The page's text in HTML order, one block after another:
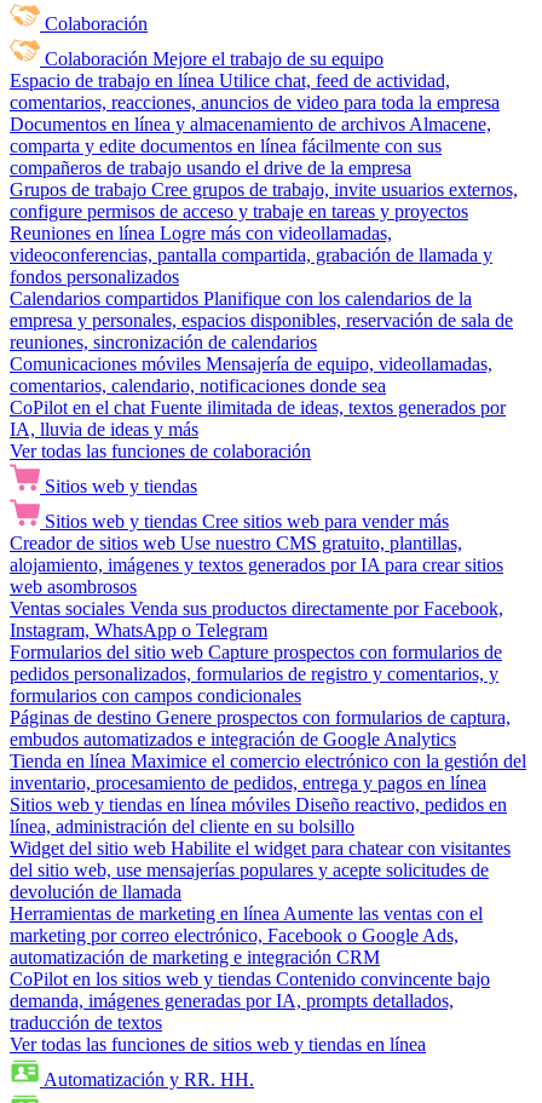
Colaboración
Colaboración Mejore el trabajo de su equipo
Espacio de trabajo en línea Utilice chat, feed de actividad,
comentarios, reacciones, anuncios de video para toda la empresa
Documentos en línea y almacenamiento de archivos Almacene,
comparta y edite documentos en línea fácilmente con sus
compañeros de trabajo usando el drive de la empresa
Grupos de trabajo Cree grupos de trabajo, invite usuarios externos,
configure permisos de acceso y trabaje en tareas y proyectos
Reuniones en línea Logre más con videollamadas,
videoconferencias, pantalla compartida, grabación de llamada y
fondos personalizados
Calendarios compartidos Planifique con los calendarios de la
empresa y personales, espacios disponibles, reservación de sala de
reuniones, sincronización de calendarios
Comunicaciones móviles Mensajería de equipo, videollamadas,
comentarios, calendario, notificaciones donde sea
CoPilot en el chat Fuente ilimitada de ideas, textos generados por
IA, lluvia de ideas y más
Ver todas las funciones de colaboración
Sitios web y tiendas
Sitios web y tiendas Cree sitios web para vender más
Creador de sitios web Use nuestro CMS gratuito, plantillas,
alojamiento, imágenes y textos generados por IA para crear sitios
web asombrosos
Ventas sociales Venda sus productos directamente por Facebook,
Instagram, WhatsApp o Telegram
Formularios del sitio web Capture prospectos con formularios de
pedidos personalizados, formularios de registro y comentarios, y
formularios con campos condicionales
Páginas de destino Genere prospectos con formularios de captura,
embudos automatizados e integración de Google Analytics
Tienda en línea Maximice el comercio electrónico con la gestión del
inventario, procesamiento de pedidos, entrega y pagos en línea
Sitios web y tiendas en línea móviles Diseño reactivo, pedidos en
línea, administración del cliente en su bolsillo
Widget del sitio web Habilite el widget para chatear con visitantes
del sitio web, use mensajerías populares y acepte solicitudes de
devolución de llamada
Herramientas de marketing en línea Aumente las ventas con el
marketing por correo electrónico, Facebook o Google Ads,
automatización de marketing e integración CRM
CoPilot en los sitios web y tiendas Contenido convincente bajo
demanda, imágenes generadas por IA, prompts detallados,
traducción de textos
Ver todas las funciones de sitios web y tiendas en línea
Automatización y RR. HH.